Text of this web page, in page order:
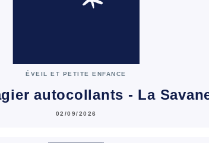
ÉVEIL ET PETITE ENFANCE
autocollants - La
02/09/2026